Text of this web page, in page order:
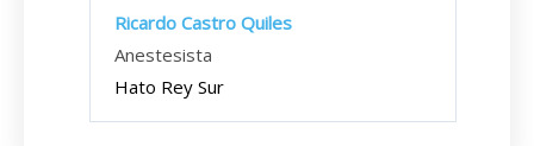
Ricardo Castro Quiles
Anestesista
Hato Rey Sur